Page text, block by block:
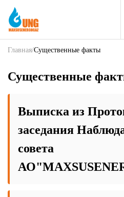
Главная/Существенные факты
Существенные
Выписка из
заседания
совета